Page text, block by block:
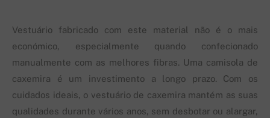
Vestuário fabricado com este material não é o mais
económico, especialmente quando confecionado
manualmente com as melhores fibras. Uma camisola de
caxemira é um investimento a longo prazo. Com os
cuidados ideais, o vestuário de caxemira mantém as suas
qualidades durante vários anos, sem desbotar ou alargar,